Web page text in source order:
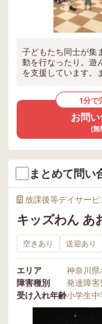
子どもたち同士が集
動を行なったり。遊
を支援しています。
1分で
お問
(無
まとめて問い
放課後等デイサービ
キッズわん あ
空きあり 送迎あり
エリア 神奈川県
障害種別
発達障害
受け入れ年齢小学生中